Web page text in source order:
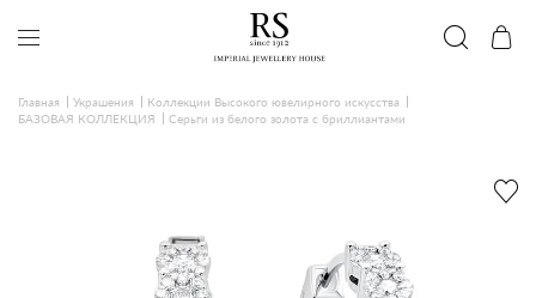
Главная Украшения
Коллекции Высокого ювелирного искусства
БАЗОВАЯ КОЛЛЕКЦИЯ
Серьги из белого золота с бриллиантами